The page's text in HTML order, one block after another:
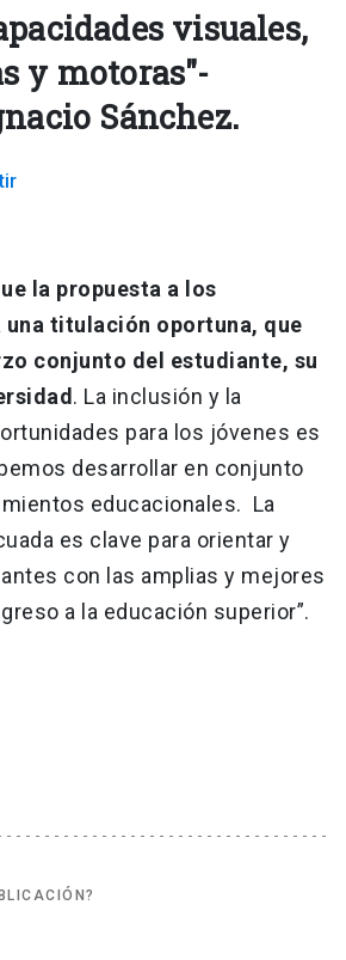
visuales,
y motoras"-
Sánchez.
la propuesta a los
una titulación oportuna, que
conjunto del estudiante, su
. La inclusión y la
para los jóvenes es
desarrollar en conjunto
educacionales. La
es clave para orientar y
con las amplias y mejores
a la educación superior”.